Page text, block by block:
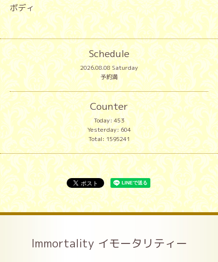
ボディ
Schedule
2026.08.08 Saturday
予約満
Counter
Today:453
Yesterday:604
Total:1595241
Immortality イモータリティー